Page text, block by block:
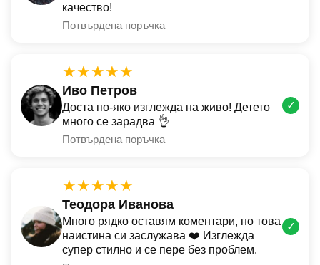
качество!
Потвърдена поръчка
★★★★★
Иво Петров
Доста по-яко изглежда на живо! Детето
много се зарадва 👌
Потвърдена поръчка
✓
★★★★★
Теодора Иванова
Много рядко оставям коментари, но това
наистина си заслужава ❤️ Изглежда
супер стилно и се пере без проблем.
✓